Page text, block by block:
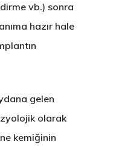
vb.) sonra
hazır hale
gelen
olarak
kemiğinin